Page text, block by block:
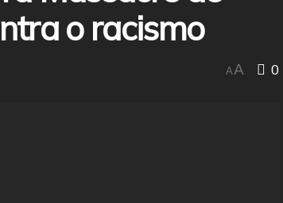
o racismo
AA 0